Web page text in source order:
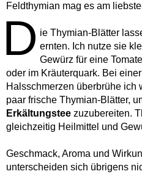
Feldthymian mag es am
D ie Thymian-Blätter
ernten. Ich nutze sie
Gewürz für eine
oder im Kräuterquark. Bei
Halsschmerzen überbrühe ich
paar frische Thymian-Blätter,
Erkältungstee zuzubereiten.
gleichzeitig Heilmittel und
Geschmack, Aroma und
unterscheiden sich übrigens